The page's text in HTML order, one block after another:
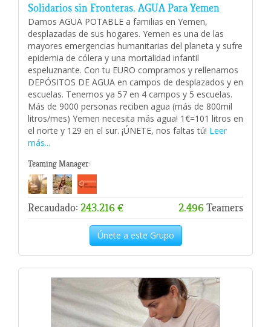
Solidarios sin Fronteras. AGUA Para Yemen
Damos AGUA POTABLE a familias en Yemen,
desplazadas de sus hogares. Yemen es una de las
mayores emergencias humanitarias del planeta y sufre
epidemia de cólera y una mortalidad infantil
espeluznante. Con tu EURO compramos y rellenamos
DEPÓSITOS DE AGUA en campos de desplazados y en
escuelas. Tenemos ya 57 en 4 campos y 5 escuelas.
Más de 9000 personas reciben agua (más de 800mil
litros/mes) Yemen necesita más agua! 1€=101 litros en
el norte y 129 en el sur. ¡ÚNETE, nos faltas tú! Leer
más...
Teaming Manager:
Recaudado: 243.216 € 2.496Teamers
Únete a este Grupo